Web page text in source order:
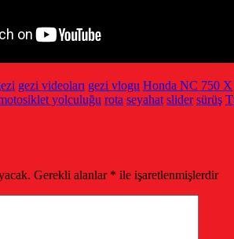
gezi videoları gezi vlogu Honda NC 750 X
yolculuğu rota seyahat slider sürüş
Gerekli alanlar * ile işaretlenmişlerdir